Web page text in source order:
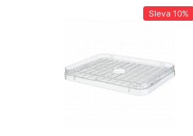
Sleva 10%